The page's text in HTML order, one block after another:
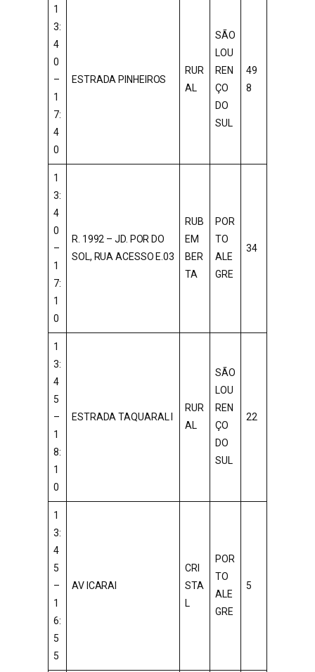
1
3:
4
0
–
1
7:
4
0
ESTRADA PINHEIROS
RUR
AL
SÃO
LOU
REN
ÇO
DO
SUL
49
8
1
3:
4
0
–
1
7:
1
0
R. 1992 – JD. POR DO
SOL, RUA ACESSO E.03
RUB
EM
BER
TA
POR
TO
ALE
GRE
34
1
3:
4
5
–
1
8:
1
0
ESTRADA TAQUARAL I
RUR
AL
SÃO
LOU
REN
ÇO
DO
SUL
22
1
3:
4
5
–
1
6:
5
5
AV ICARAI
CRI
STA
L
POR
TO
ALE
GRE
5